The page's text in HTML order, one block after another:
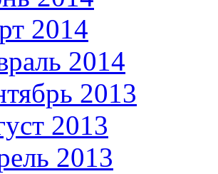
2014
2014
2013
2013
2013